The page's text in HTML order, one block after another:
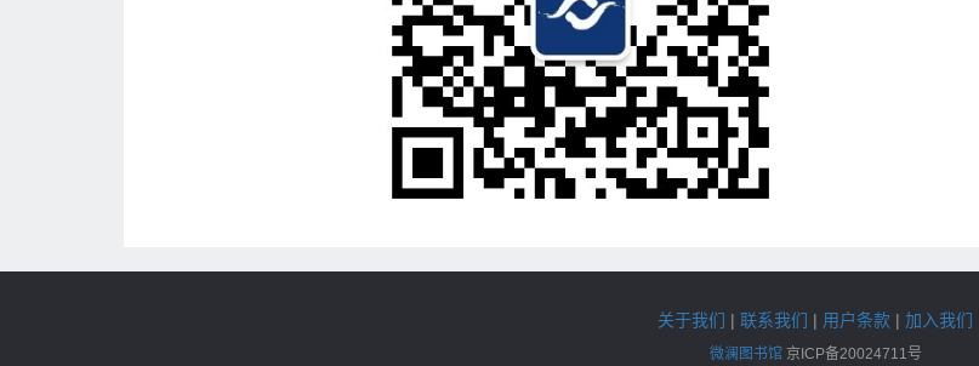
关于我们 | 联系我们 | 用户条款 | 加入我们
微澜图书馆京ICP备20024711号